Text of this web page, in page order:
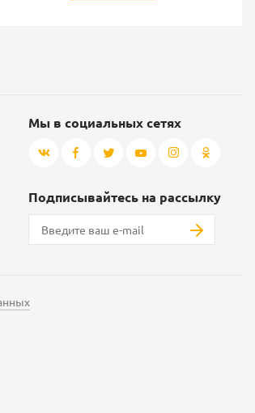
Мы в социальных сетях
Подписывайтесь на рассылку